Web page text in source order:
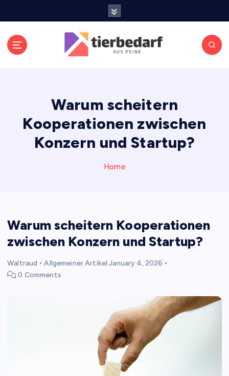
Warum scheitern
Kooperationen zwischen
Konzern und Startup?
Home
Warum scheitern Kooperationen
zwischen Konzern und Startup?
Waltraud Allgemeiner Artikel January 4, 2026
0 Comments